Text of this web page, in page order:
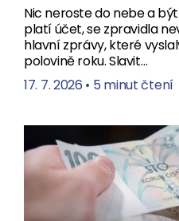
Nic neroste do nebe a
platí účet, se zpravidla
hlavní zprávy, které
polovině roku. Slavit…
17. 7. 2026 • 5 minut čtení